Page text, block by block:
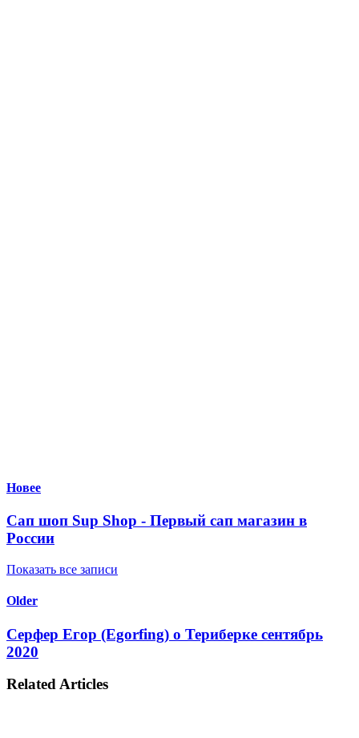
Новее
Сап шоп Sup Shop - Первый сап магазин в
России
Показать все записи
Older
Серфер Егор (Egorfing) о Териберке сентябрь
2020
Related Articles